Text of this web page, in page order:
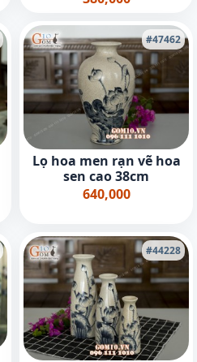
#47462
Lọ hoa men rạn vẽ hoa
sen cao 38cm
640,000
#44228